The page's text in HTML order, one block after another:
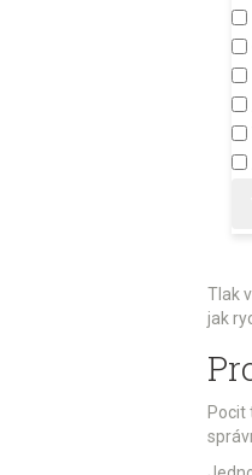
Tlak
jak
Pocit